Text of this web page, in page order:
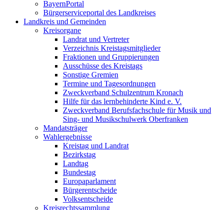
BayernPortal
Bürgerserviceportal des Landkreises
Landkreis und Gemeinden
Kreisorgane
Landrat und Vertreter
Verzeichnis Kreistagsmitglieder
Fraktionen und Gruppierungen
Ausschüsse des Kreistags
Sonstige Gremien
Termine und Tagesordnungen
Zweckverband Schulzentrum Kronach
Hilfe für das lernbehinderte Kind e. V.
Zweckverband Berufsfachschule für Musik und
Sing- und Musikschulwerk Oberfranken
Mandatsträger
Wahlergebnisse
Kreistag und Landrat
Bezirkstag
Landtag
Bundestag
Europaparlament
Bürgerentscheide
Volksentscheide
Kreisrechtssammlung